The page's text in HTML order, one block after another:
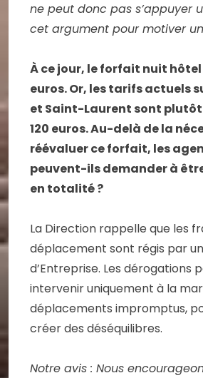
ne peut donc pas s’appuyer
cet argument pour motiver
À ce jour, le forfait nuit hôtel
euros. Or, les tarifs actuels
et Saint-Laurent sont plutôt
120 euros. Au-delà de la
réévaluer ce forfait, les
peuvent-ils demander à
en totalité ?
La Direction rappelle que les
déplacement sont régis par
d’Entreprise. Les dérogations
intervenir uniquement à la
déplacements impromptus,
créer des déséquilibres.
Notre avis : Nous